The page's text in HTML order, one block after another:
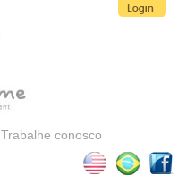
Trabalhe conosco